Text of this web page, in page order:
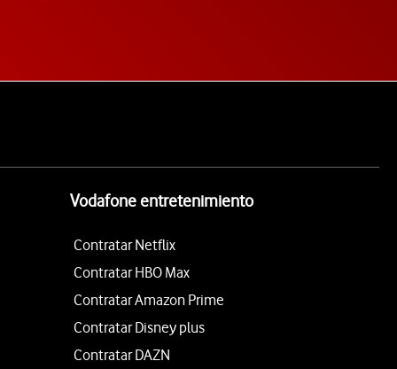
Vodafone entretenimiento
Contratar Netflix
Contratar HBO Max
Contratar Amazon Prime
Contratar Disney plus
Contratar DAZN